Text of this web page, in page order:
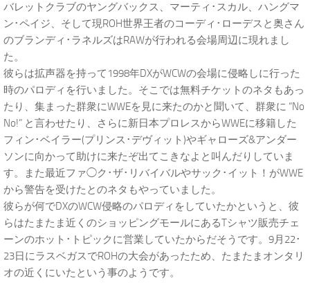
バレットクラブのヤングバックス、マーティ･スカル、ハングマ
ン･ペイジ、そして現ROH世界王者のコーディ･ローデスと奥さん
のブランディ･ラネルズはRAWが行われる会場周辺に現れまし
た。
彼らは拡声器を持って1998年DXがWCWの会場に侵略しに行った
時のパロディを行いました。そこでは無料チケットのネタもあっ
たり、集まった群衆にWWEを見に来たのかと聞いて、群衆に “No
No!” と言わせたり、さらに新日本プロレスからWWEに移籍した
フィン･ベイラー(プリンス･デヴィット)やギャローズ&アンダー
ソンに向かって助けに来たぞ出てこきなよと叫んだりしていま
す。また最近ファ◯ク･ザ･リバイバルやサック･イット！がWWE
から警告を受けたとのネタもやっていました。
彼らが何でDXのWCW侵略のパロディをしていたかというと、彼
らはたまたま近くのショッピングモールにあるTシャツ販売チェ
ーンのホット･トピックに営業していたからだそうです。9月22･
23日にラスベガスでROHの大会があったため、たまたまオンタリ
オの近くにいたという事のようです。